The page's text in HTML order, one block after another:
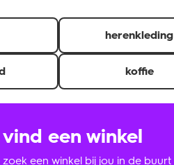
herenkleding
koffie
vind een winkel
zoek een winkel bij jou in de buurt